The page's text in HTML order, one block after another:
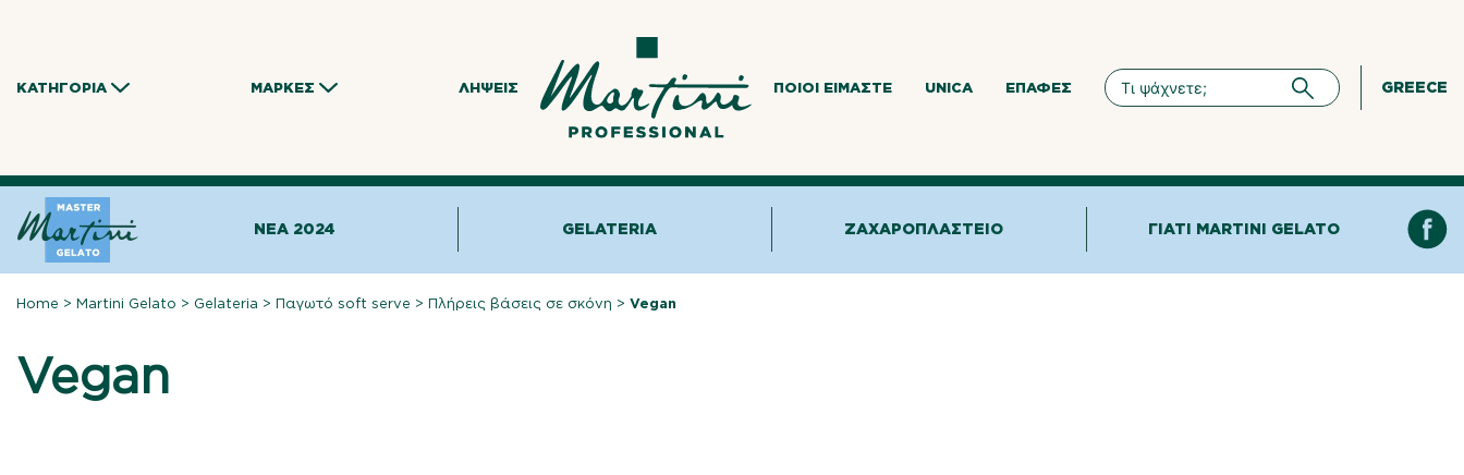
ΚΑΤΗΓΟΡΊΑ ΜΆΡΚΕΣ ΛΉΨΕΙΣ ΠΟΙΟΙ ΕΊΜΑΣΤΕ UNICA ΕΠΑΦΈΣ GREECE
NEA 2024 GELATERIA ΖΑΧΑΡΟΠΛΑΣΤΕΊΟ ΓΙΑΤΊ MARTINI GELATO
Home >Martini Gelato > Gelateria >Παγωτό soft serve >Πλήρεις βάσεις σε σκόνη >Vegan
Vegan